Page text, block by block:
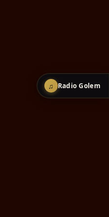
♫ Radio Golem